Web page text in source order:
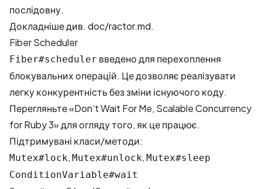
послідовну.
Докладніше див. doc/ractor.md.
Fiber Scheduler
Fiber#scheduler введено для перехоплення
блокувальних операцій. Це дозволяє реалізувати
легку конкурентність без зміни існуючого коду.
Перегляньте«Don’t Wait For Me, Scalable Concurrency
for Ruby 3»для огляду того, як це працює.
Підтримувані класи/методи:
Mutex#lock, Mutex#unlock, Mutex#sleep
ConditionVariable#wait